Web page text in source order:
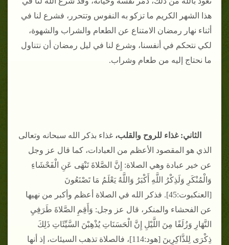
هذا الشهر الكريم ما تزكو به النفوس وتتحرر، فشرع لنا في
أثناء نهار رمضان الامتناع عن الطعام والشراب والشهوة،
لكي نتحكم في أنفسنا، وشرع لنا في ليل رمضان أن نتناول
ما نحتاج إليه من طعام وشراب.
الثاني: غذاء للروح والقلب، غذاء بذكر الله سبحانه وتعالى
الذي هو المقصود الأعظم من العبادات، كما قال عز وجل
عن خير عبادة وهي الصلاة: إِنَّ الصَّلاةَ تَنْهَى عَنِ الْفَحْشَاءِ
وَالْمُنْكَرِ وَلَذِكْرُ اللَّهِ أَكْبَرُ وَاللَّهُ يَعْلَمُ مَا تَصْنَعُونَ
[العنكبوت:45]. فذكر الله في الصلاة أعظم وأكبر من نهيها
عن الفحشاء والمنكر، قال عز وجل: وَأَقِمِ الصَّلاةَ طَرَفِيِ
النَّهَارِ وَزُلَفًا مِنَ اللَّيْلِ إِنَّ الْحَسَنَاتِ يُذْهِبْنَ السَّيِّئَاتِ ذَلِكَ
ذِكْرَى لِلذَّاكِرِينَ [هود:114]، فالصلاة تذهب السيئات، إذ أنها